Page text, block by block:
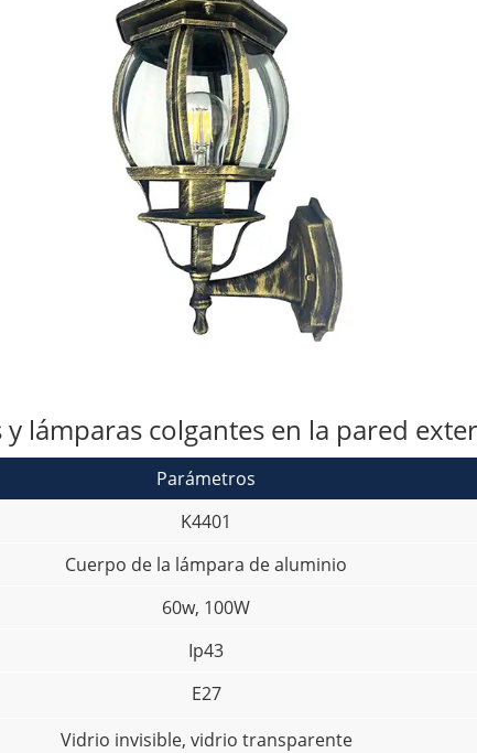
y lámparas colgantes en la pared
Parámetros
K4401
Cuerpo de la lámpara de aluminio
60w, 100W
Ip43
E27
Vidrio invisible, vidrio transparente